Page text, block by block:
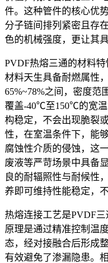
件。这种管件的核心优
分子链间排列紧密且存
色的机械强度，更让其
PVDF热熔三通的材料
材料天生具备耐燃属性
65%~78%之间，密度范
覆盖-40℃至150℃的宽温
构稳定，不会出现脆裂
性，在室温条件下，能
腐蚀性介质的侵蚀，这
废液等严苛场景中具备
良的耐辐照性与耐候性
养即可维持性能稳定，
热熔连接工艺是PVDF
原理是通过精准控制温
态，经对接融合后形成
有效避免了渗漏隐患。